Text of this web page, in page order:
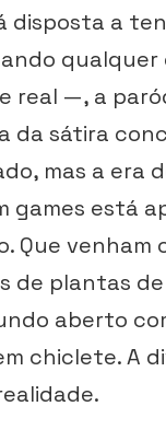
disposta a
qualquer
real —, a
da sátira
mas a era
games está
Que venham
de plantas
aberto
chiclete. A